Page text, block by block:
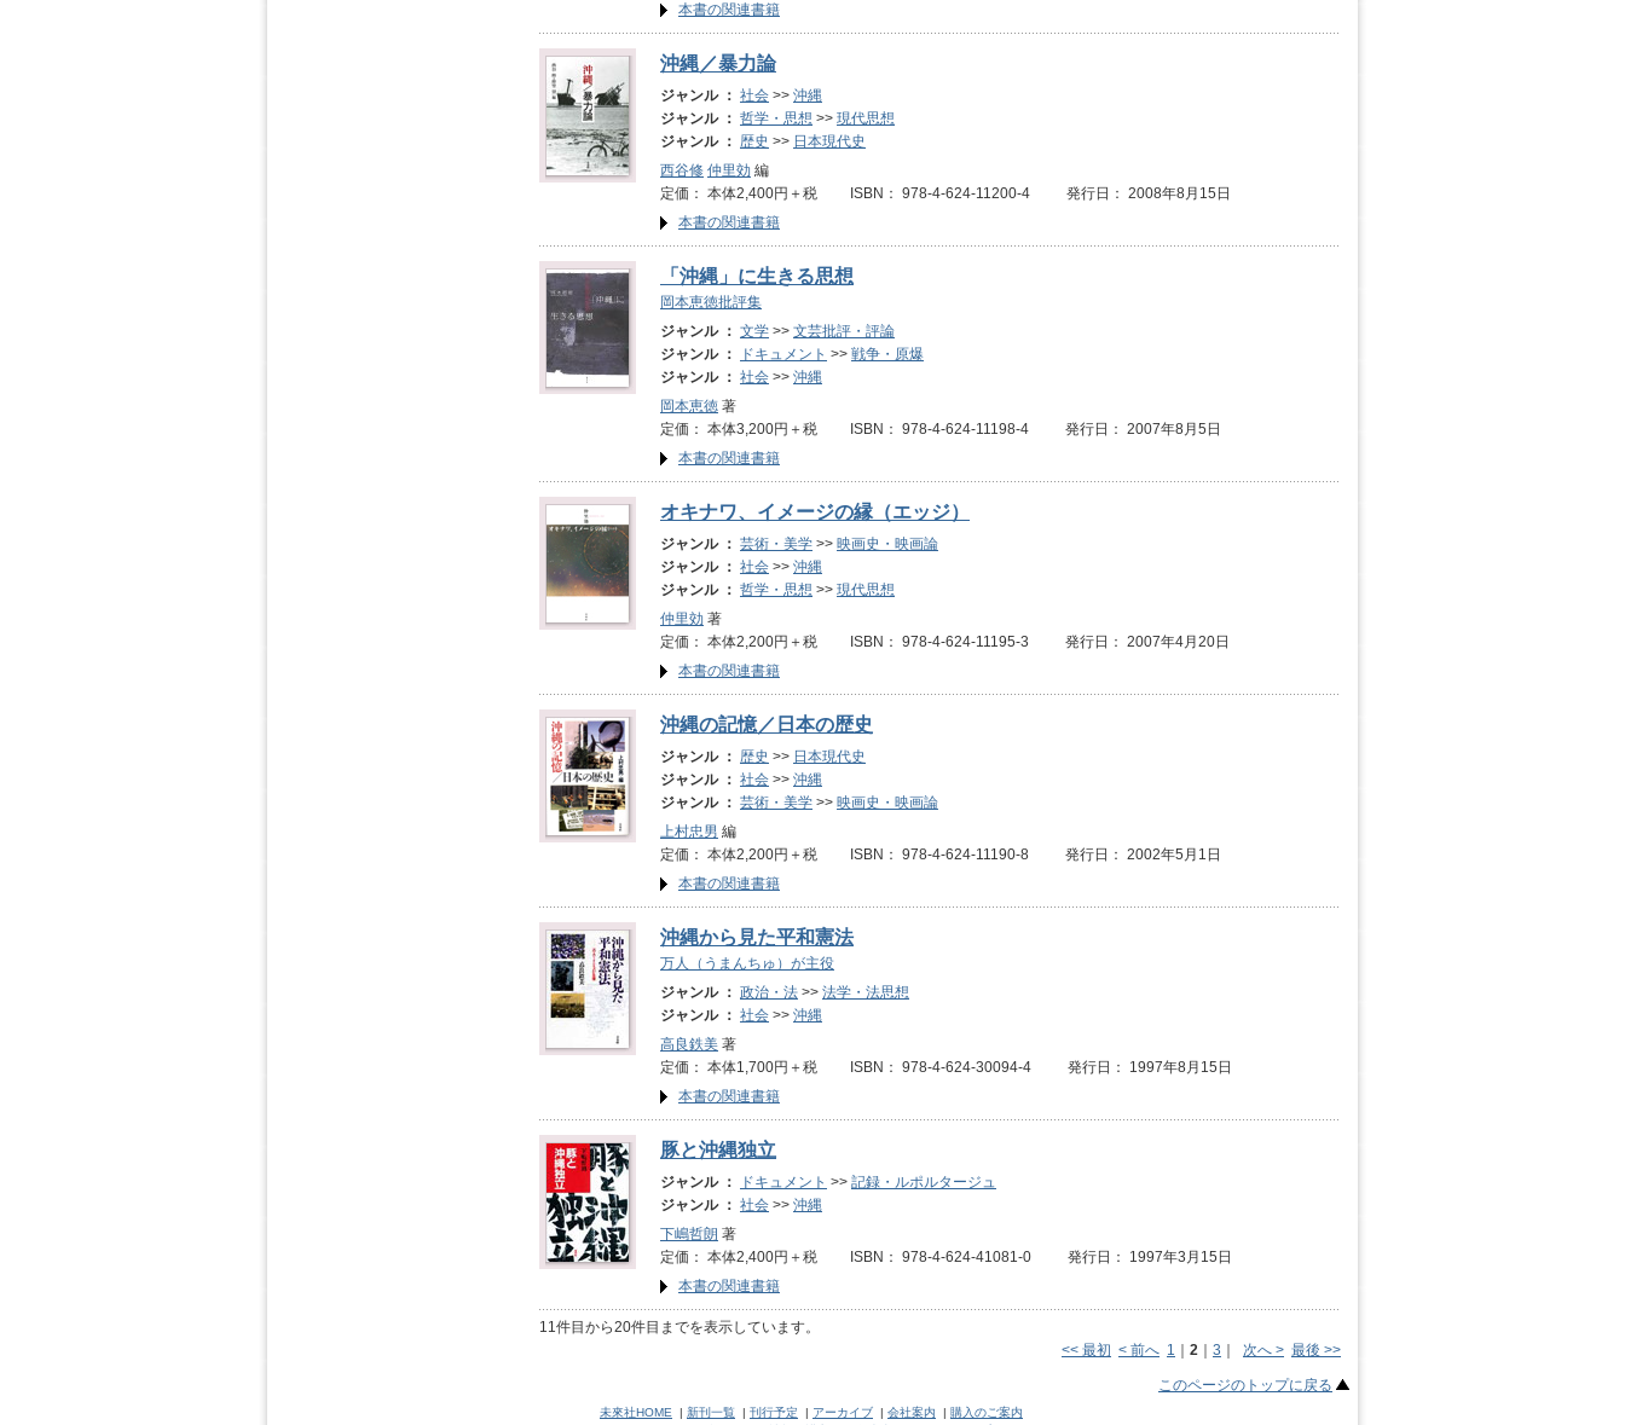
本書の関連書籍
沖縄／暴力論
ジャンル ： 社会 >> 沖縄
ジャンル ： 哲学・思想 >> 現代思想
ジャンル ： 歴史 >> 日本現代史
西谷修 仲里効 編
定価： 本体2,400円＋税 ISBN： 978-4-624-11200-4 発行日： 2008年8月15日
本書の関連書籍
「沖縄」に生きる思想
岡本恵徳批評集
ジャンル ： 文学 >> 文芸批評・評論
ジャンル ：
ドキュメント >> 戦争・原爆
ジャンル ： 社会 >> 沖縄
岡本恵徳 著
定価： 本体3,200円＋税 ISBN： 978-4-624-11198-4 発行日： 2007年8月5日
本書の関連書籍
オキナワ、イメージの縁（エッジ）
ジャンル ： 芸術・美学 >> 映画史・映画論
ジャンル ： 社会 >> 沖縄
ジャンル ： 哲学・思想 >> 現代思想
仲里効 著
定価： 本体2,200円＋税 ISBN： 978-4-624-11195-3 発行日： 2007年4月20日
本書の関連書籍
沖縄の記憶／日本の歴史
ジャンル ： 歴史 >> 日本現代史
ジャンル ： 社会 >> 沖縄
ジャンル ： 芸術・美学 >> 映画史・映画論
上村忠男 編
定価： 本体2,200円＋税 ISBN： 978-4-624-11190-8 発行日： 2002年5月1日
本書の関連書籍
沖縄から見た平和憲法
万人（うまんちゅ）が主役
ジャンル ： 政治・法 >> 法学・法思想
ジャンル ： 社会 >> 沖縄
高良鉄美 著
定価： 本体1,700円＋税 ISBN： 978-4-624-30094-4 発行日： 1997年8月15日
本書の関連書籍
豚と沖縄独立
ジャンル ： ドキュメント >> 記録・ルポルタージュ
ジャンル ： 社会 >> 沖縄
下嶋哲朗 著
定価： 本体2,400円＋税 ISBN： 978-4-624-41081-0 発行日： 1997年3月15日
本書の関連書籍
11件目から20件目までを表示しています。
<< 最初 < 前へ 1 2 3 次へ > 最後 >>
このページのトップに戻る
未來社HOME | 新刊一覧 | 刊行予定 | アーカイブ | 会社案内 | 購入のご案内